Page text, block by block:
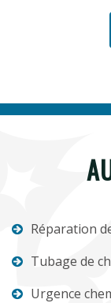
Réparation
Tubage de
Urgence